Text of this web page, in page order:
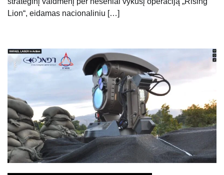
Lion“, eidamas nacionaliniu […]